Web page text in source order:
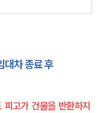
대차 종료 후
고가 건물을 반환하지